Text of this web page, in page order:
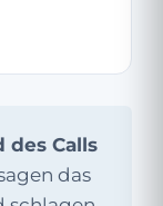
des Calls
das